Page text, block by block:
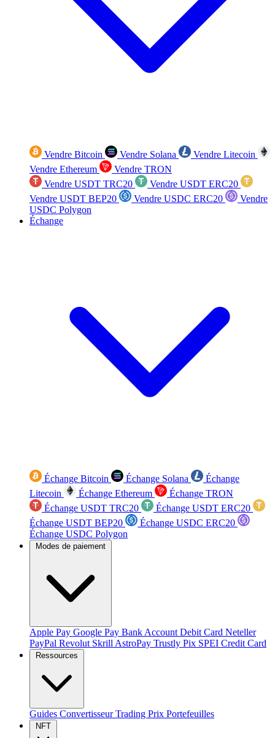
Vendre Bitcoin Vendre Solana
Vendre Litecoin
Vendre Ethereum
Vendre TRON
Vendre USDT TRC20
Vendre USDT ERC20
Vendre USDT BEP20
Vendre USDC ERC20
Vendre
USDC Polygon
Échange
Échange Bitcoin Échange Solana
Échange
Litecoin
Échange Ethereum
Échange TRON
Échange USDT TRC20
Échange USDT ERC20
Échange USDT BEP20
Échange USDC ERC20
Échange USDC Polygon
Modes de paiement
Apple Pay Google Pay Bank Account Debit Card Neteller
PayPal Revolut Skrill AstroPay Trustly Pix SPEI Credit Card
Ressources
Guides ConvertisseurTrading Prix Portefeuilles
NFT